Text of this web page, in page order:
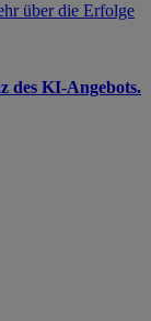
über die Erfolge
des KI-Angebots.